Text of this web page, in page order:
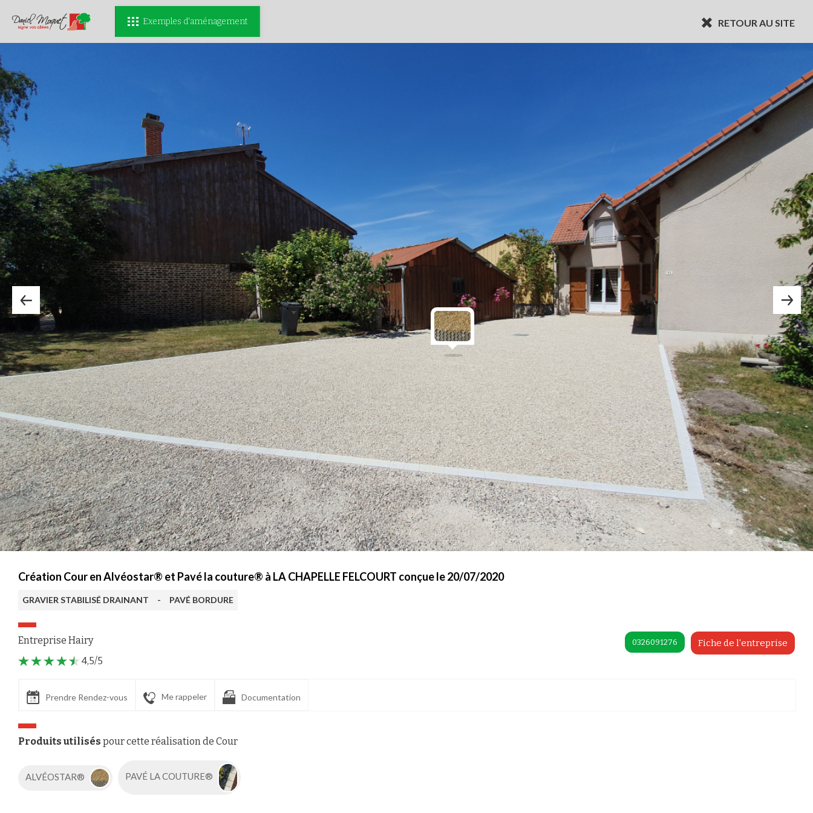
RETOUR AU SITE
Exemples d'aménagement
Création Cour en Alvéostar® et Pavé la couture® à LA CHAPELLE FELCOURT conçue le 20/07/2020
GRAVIER STABILISÉ DRAINANT - PAVÉ BORDURE
Entreprise Hairy Fiche de l'entreprise
0326091276
4,5/5
Prendre Rendez-vous Me rappeler Documentation
Produits utilisés pour cette réalisation de Cour
ALVÉOSTAR® PAVÉ LA COUTURE®